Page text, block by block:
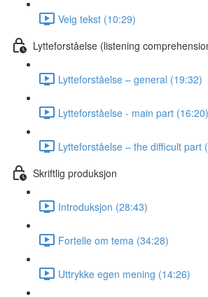
Velg tekst (10:29)
Lytteforståelse (listening
Lytteforståelse – general (19:32)
Lytteforståelse - main part (16:20)
Lytteforståelse – the difficult part
Skriftlig produksjon
Introduksjon (28:43)
Fortelle om tema (34:28)
Uttrykke egen mening (14:26)